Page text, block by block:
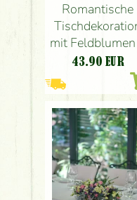
Romantische
mit
st (Lisianthus,
Sprayrosen,
Eryngium,
Veronica,
Rosa, Creme)
Pavillon de
Budapest
43.90 EUR